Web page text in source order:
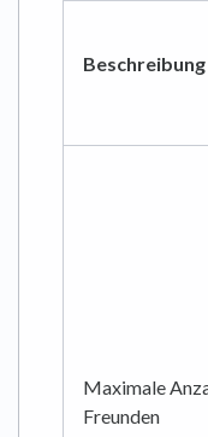
Beschreibung
Maximale
Freunden